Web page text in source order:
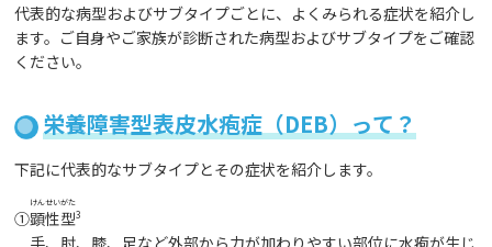
代表的な病型およびサブタイプごとに、よくみられる症状を紹介し
ます。ご自身やご家族が診断された病型およびサブタイプをご確認
ください。
栄養障害型表皮水疱症（DEB）って？
下記に代表的なサブタイプとその症状を紹介します。
①顕性型
けんせいがた
3
手、肘、膝、足など外部から力が加わりやすい部位に水疱が生じ